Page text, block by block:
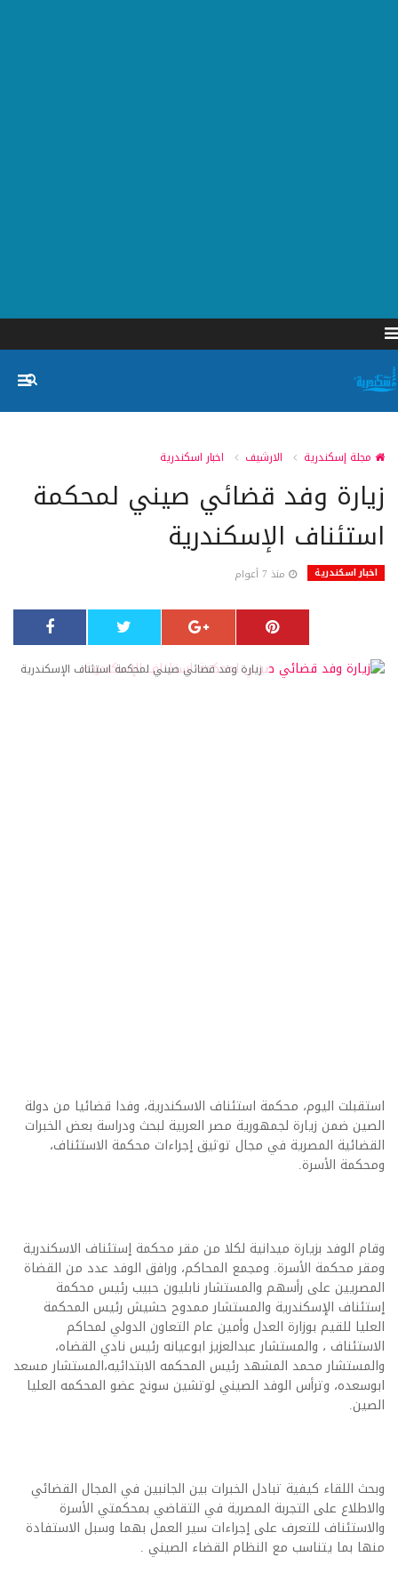
مجلة إسكندرية الارشيف اخبار اسكندرية
زيارة وفد قضائي صيني لمحكمة
استئناف الإسكندرية
اخبار اسكندرية منذ 7 أعوام
زيارة وفد قضائي صيني لمحكمة استئناف الإسكندرية
استقبلت اليوم، محكمة استئناف الاسكندرية، وفدا قضائيا من دولة
الصين ضمن زيارة لجمهورية مصر العربية لبحث ودراسة بعض الخبرات
القضائية المصرية في مجال توثيق إجراءات محكمة الاستئناف،
ومحكمة الأسرة.
وقام الوفد بزيارة ميدانية لكلا من مقر محكمة إستئناف الاسكندرية
ومقر محكمة الأسرة. ومجمع المحاكم، ورافق الوفد عدد من القضاة
المصريين على رأسهم والمستشار نابليون حبيب رئيس محكمة
إستئناف الإسكندرية والمستشار ممدوح حشيش رئيس المحكمة
العليا للقيم بوزارة العدل وأمين عام التعاون الدولي لمحاكم
الاستئناف ، والمستشار عبدالعزيز ابوعيانه رئيس نادي القضاه،
والمستشار محمد المشهد رئيس المحكمه الابتدائيه،المستشار مسعد
ابوسعده، وترأس الوفد الصيني لوتشين سونج عضو المحكمه العليا
الصين.
وبحث اللقاء كيفية تبادل الخبرات بين الجانبين في المجال القضائي
والاطلاع على التجربة المصرية في التقاضي بمحكمتي الأسرة
والاستئناف للتعرف على إجراءات سير العمل بهما وسبل الاستفادة
منها بما يتناسب مع النظام القضاء الصيني .